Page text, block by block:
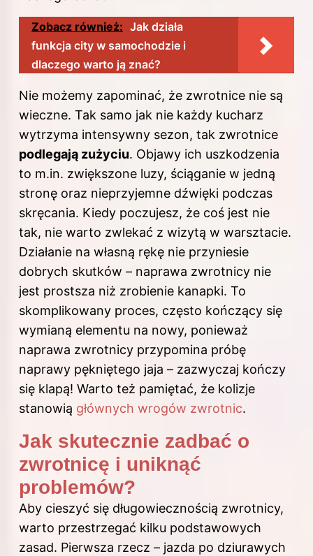
Zobacz również: Jak działa
funkcja city w samochodzie i
dlaczego warto ją znać?
Nie możemy zapominać, że zwrotnice nie są
wieczne. Tak samo jak nie każdy kucharz
wytrzyma intensywny sezon, tak zwrotnice
podlegają zużyciu. Objawy ich uszkodzenia
to m.in. zwiększone luzy, ściąganie w jedną
stronę oraz nieprzyjemne dźwięki podczas
skręcania. Kiedy poczujesz, że coś jest nie
tak, nie warto zwlekać z wizytą w warsztacie.
Działanie na własną rękę nie przyniesie
dobrych skutków – naprawa zwrotnicy nie
jest prostsza niż zrobienie kanapki. To
skomplikowany proces, często kończący się
wymianą elementu na nowy, ponieważ
naprawa zwrotnicy przypomina próbę
naprawy pękniętego jaja – zazwyczaj kończy
się klapą! Warto też pamiętać, że kolizje
stanowią głównych wrogów zwrotnic.
Jak skutecznie zadbać o
zwrotnicę i uniknąć
problemów?
Aby cieszyć się długowiecznością zwrotnicy,
warto przestrzegać kilku podstawowych
zasad. Pierwsza rzecz – jazda po dziurawych